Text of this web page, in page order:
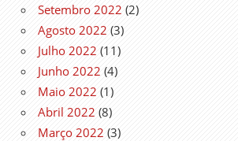
Setembro 2022 (2)
Agosto 2022 (3)
Julho 2022 (11)
Junho 2022 (4)
Maio 2022 (1)
Abril 2022 (8)
Março 2022 (3)